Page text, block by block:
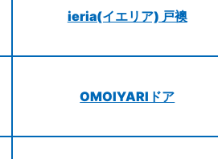
ieria(イエリア) 戸襖
OMOIYARIドア